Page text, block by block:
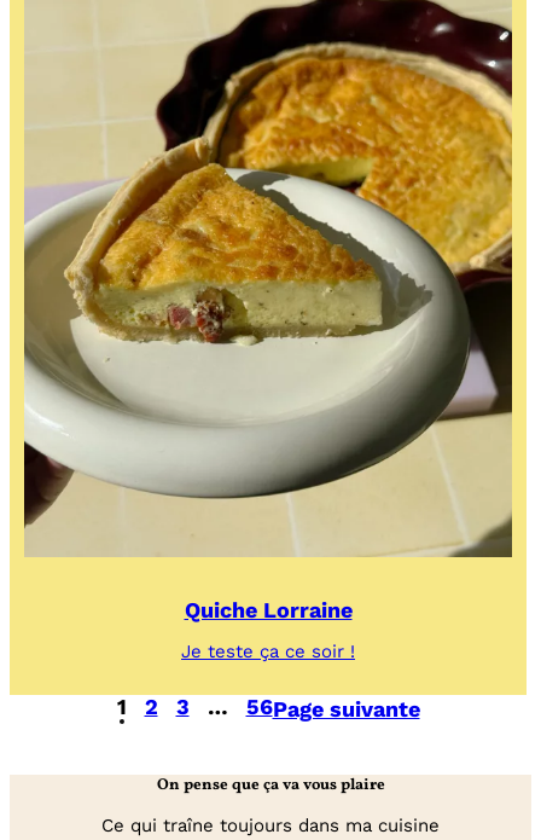
Quiche Lorraine
Je teste ça ce soir !
Lorraine
1 2 3 … 56Page suivante
On pense que ça va vous plaire
Ce qui traîne toujours dans ma cuisine